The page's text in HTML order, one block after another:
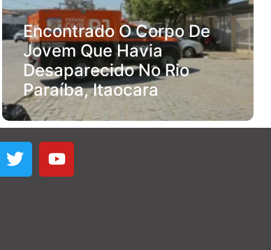
Encontrado O Corpo De
Jovem Que Havia
Desaparecido No Rio
Paraíba, Itaocara